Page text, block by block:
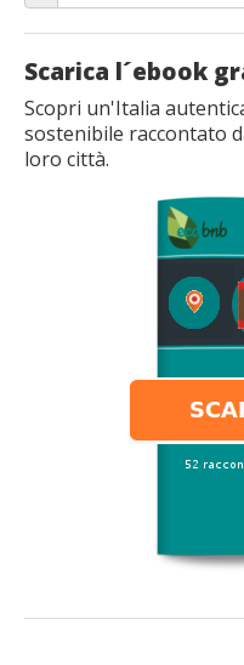
Scarica l´ebook
Scopri un'Italia
sostenibile raccontato
loro città.